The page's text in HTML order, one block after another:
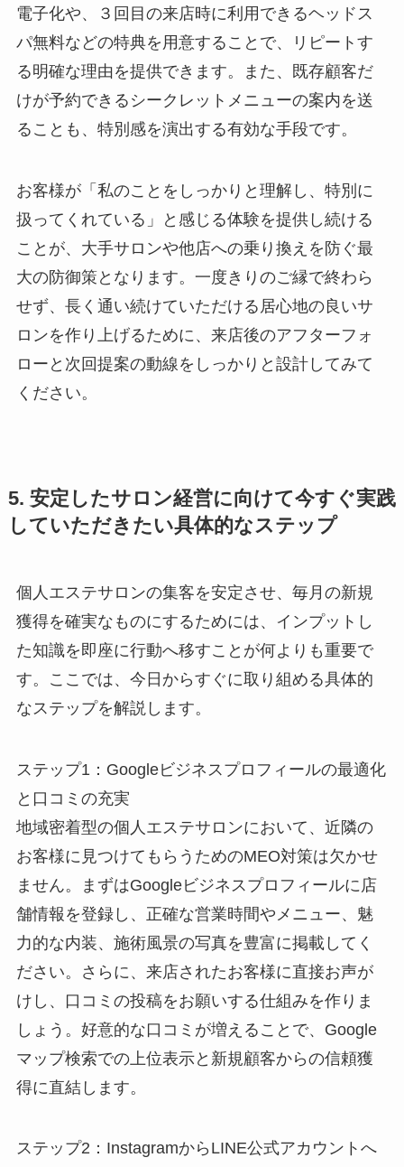
電子化や、３回目の来店時に利用できるヘッドス
パ無料などの特典を用意することで、リピートす
る明確な理由を提供できます。また、既存顧客だ
けが予約できるシークレットメニューの案内を送
ることも、特別感を演出する有効な手段です。
お客様が「私のことをしっかりと理解し、特別に
扱ってくれている」と感じる体験を提供し続ける
ことが、大手サロンや他店への乗り換えを防ぐ最
大の防御策となります。一度きりのご縁で終わら
せず、長く通い続けていただける居心地の良いサ
ロンを作り上げるために、来店後のアフターフォ
ローと次回提案の動線をしっかりと設計してみて
ください。
5. 安定したサロン経営に向けて今すぐ実践
していただきたい具体的なステップ
個人エステサロンの集客を安定させ、毎月の新規
獲得を確実なものにするためには、インプットし
た知識を即座に行動へ移すことが何よりも重要で
す。ここでは、今日からすぐに取り組める具体的
なステップを解説します。
ステップ1：Googleビジネスプロフィールの最適化
と口コミの充実
地域密着型の個人エステサロンにおいて、近隣の
お客様に見つけてもらうためのMEO対策は欠かせ
ません。まずはGoogleビジネスプロフィールに店
舗情報を登録し、正確な営業時間やメニュー、魅
力的な内装、施術風景の写真を豊富に掲載してく
ださい。さらに、来店されたお客様に直接お声が
けし、口コミの投稿をお願いする仕組みを作りま
しょう。好意的な口コミが増えることで、Google
マップ検索での上位表示と新規顧客からの信頼獲
得に直結します。
ステップ2：InstagramからLINE公式アカウントへ